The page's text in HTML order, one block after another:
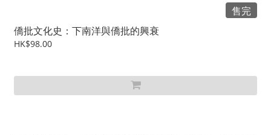
售完
僑批文化史：下南洋與僑批的興衰
HK$98.00